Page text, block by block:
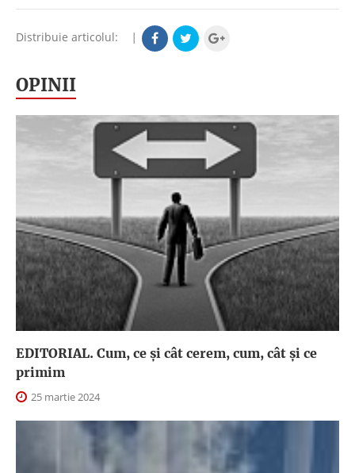
Distribuie articolul: |
OPINII
EDITORIAL. Cum, ce şi cât cerem, cum, cât şi ce
primim
25 martie 2024